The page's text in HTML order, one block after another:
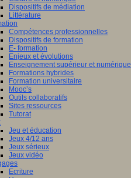
Dispositifs de médiation
Littérature
Compétences professionnelles
Dispositifs de formation
E- formation
Enjeux et évolutions
Enseignement supérieur et numérique
Formations hybrides
Formation universitaire
Mooc’s
Outils collaboratifs
Sites ressources
Tutorat
Jeu et éducation
Jeux 4/12 ans
Jeux sérieux
Jeux vidéo
Ecriture